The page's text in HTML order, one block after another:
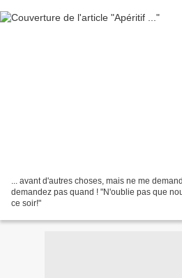
... avant d'autres choses, mais ne me
demandez pas quand ! "N'oublie pas que
ce soir!"